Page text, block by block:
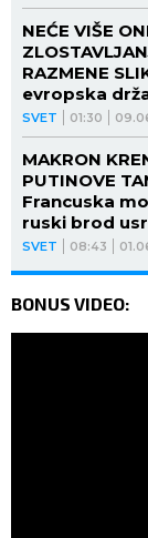
SVET 01:30
NEĆE VIŠE
RAZMENE
evropska
zabraniće
decu do 16
SVET 08:43
MAKRON
PUTINOVE
Francuska
ruski brod
(VIDEO)
BONUS VIDEO: